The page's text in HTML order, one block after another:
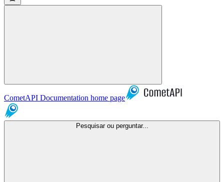
CometAPI Documentation home page
Pesquisar ou perguntar...